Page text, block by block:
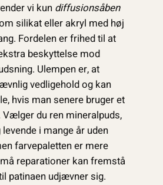
vi kun diffusionsåben
silikat eller akryl med høj
Fordelen er frihed til at
beskyttelse mod
Ulempen er, at
vedligehold og kan
hvis man senere bruger et
du ren mineralpuds,
i mange år uden
farvepaletten er mere
reparationer kan fremstå
patinaen udjævner sig.